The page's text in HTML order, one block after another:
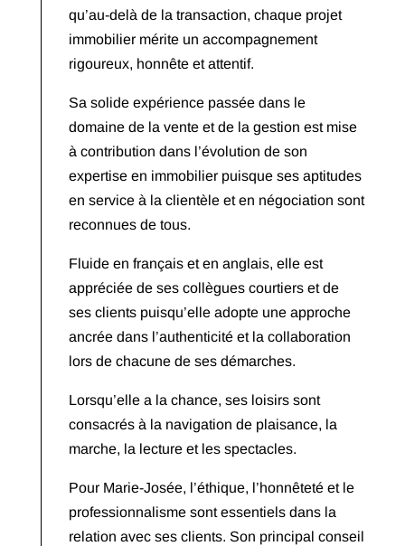
qu’au-delà de la transaction, chaque projet
immobilier mérite un accompagnement
rigoureux, honnête et attentif.
Sa solide expérience passée dans le
domaine de la vente et de la gestion est mise
à contribution dans l’évolution de son
expertise en immobilier puisque ses aptitudes
en service à la clientèle et en négociation sont
reconnues de tous.
Fluide en français et en anglais, elle est
appréciée de ses collègues courtiers et de
ses clients puisqu’elle adopte une approche
ancrée dans l’authenticité et la collaboration
lors de chacune de ses démarches.
Lorsqu’elle a la chance, ses loisirs sont
consacrés à la navigation de plaisance, la
marche, la lecture et les spectacles.
Pour Marie-Josée, l’éthique, l’honnêteté et le
professionnalisme sont essentiels dans la
relation avec ses clients. Son principal conseil